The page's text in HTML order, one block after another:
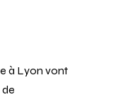
à Lyon vont